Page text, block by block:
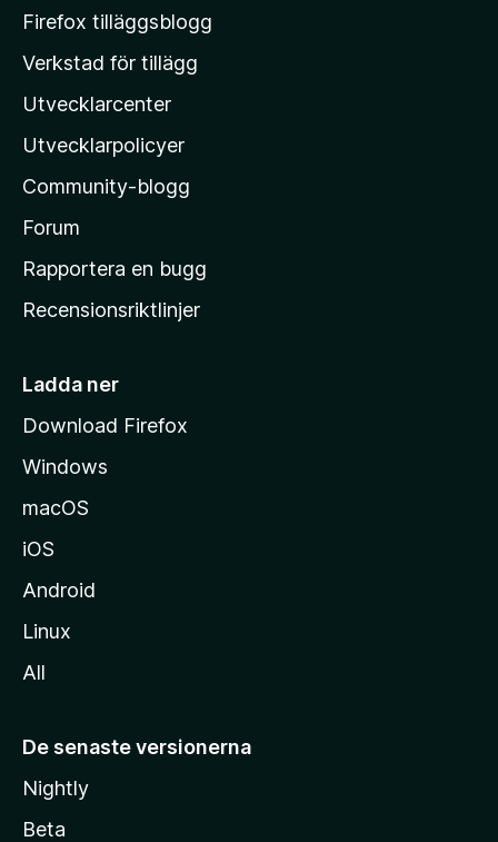
M
z
i
l
a
s
h
m
i
a
Firefox tilläggsblogg
Verkstad för tillägg
Utvecklarcenter
Utvecklarpolicyer
Community-blogg
Forum
Rapportera en bugg
Recensionsriktlinjer
Ladda ner
Download Firefox
Windows
macOS
iOS
Android
Linux
All
De senaste versionerna
Nightly
Beta